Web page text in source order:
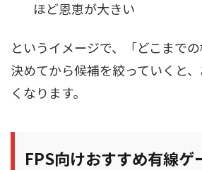
ほど恩恵が大きい
というイメージで、「どこまで
決めてから候補を絞っていくと
くなります。
FPS向けおすすめ有線ゲ